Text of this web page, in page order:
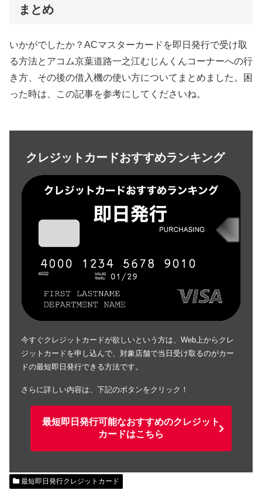
まとめ
いかがでしたか？ACマスターカードを即日発行で受け取
る方法とアコム京葉道路一之江むじんくんコーナーへの行
き方、その後の借入機の使い方についてまとめました。困
った時は、この記事を参考にしてくださいね。
クレジットカードおすすめランキング
今すぐクレジットカードが欲しいという方は、Web上からクレ
ジットカードを申し込んで、対象店舗で当日受け取るのがカー
ドの最短即日発行できる方法です。
さらに詳しい内容は、下記のボタンをクリック！
最短即日発行可能なおすすめのクレジット
カードはこちら
最短即日発行クレジットカード